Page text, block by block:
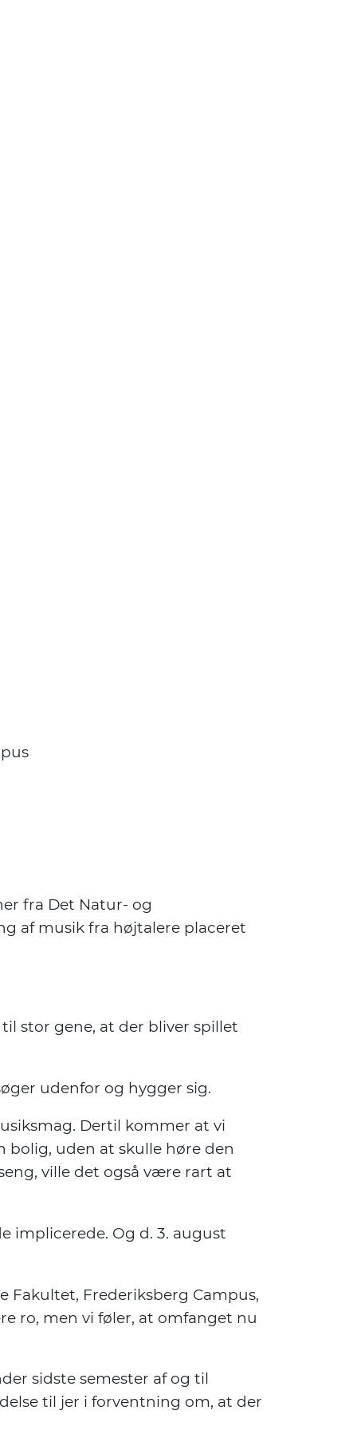
fra Det Natur- og
af musik fra højtalere placeret
stor gene, at der bliver spillet
udenfor og hygger sig.
Dertil kommer at vi
bolig, uden at skulle høre den
ville det også være rart at
implicerede. Og d. 3. august
Fakultet, Frederiksberg Campus,
ro, men vi føler, at omfanget nu
sidste semester af og til
til jer i forventning om, at der